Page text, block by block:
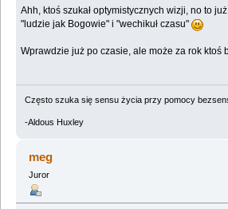
Ahh, ktoś szukał optymistycznych wizji, no to
"ludzie jak Bogowie" i "wechikuł czasu"
Wprawdzie już po czasie, ale może za rok ktoś
Często szuka się sensu życia przy pomocy
-Aldous Huxley
meg
Juror